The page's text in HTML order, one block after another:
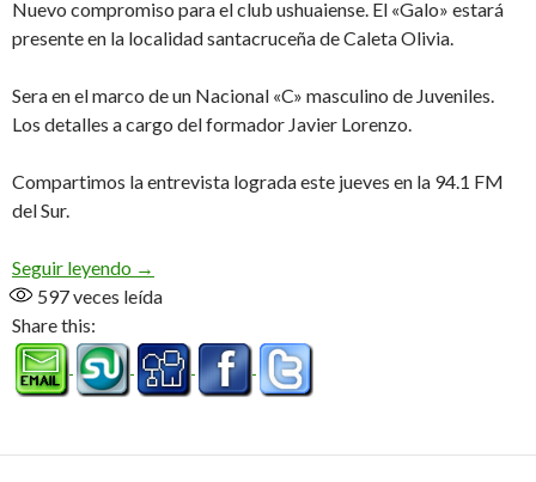
Nuevo compromiso para el club ushuaiense. El «Galo» estará
presente en la localidad santacruceña de Caleta Olivia.
Sera en el marco de un Nacional «C» masculino de Juveniles.
Los detalles a cargo del formador Javier Lorenzo.
Compartimos la entrevista lograda este jueves en la 94.1 FM
del Sur.
Seguir leyendo Galicia a Caleta (Audio)
→
597veces leída
Share this: